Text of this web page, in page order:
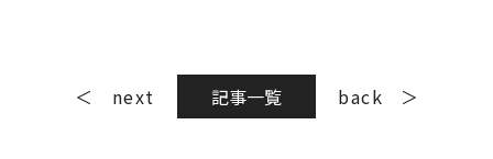
next 記事一覧 back